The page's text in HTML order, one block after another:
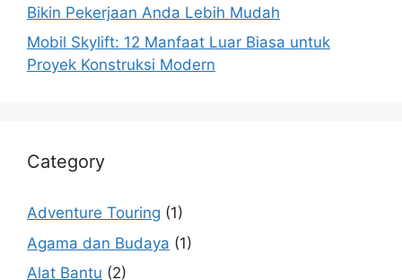
Bikin Pekerjaan Anda Lebih Mudah
Mobil Skylift: 12 Manfaat Luar Biasa untuk
Proyek Konstruksi Modern
Category
Adventure Touring (1)
Agama dan Budaya (1)
Alat Bantu (2)